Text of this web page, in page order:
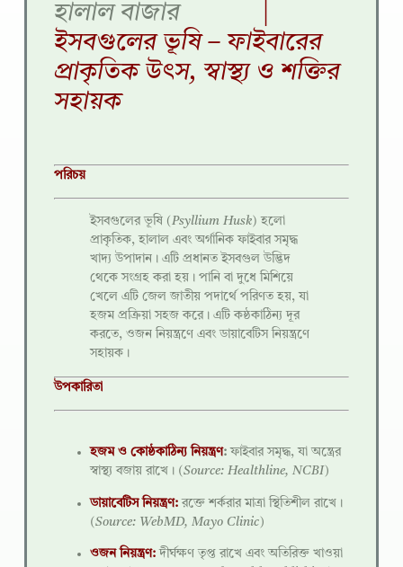
হালাল বাজার
ইসবগুলের ভূষি – ফাইবারের
প্রাকৃতিক উৎস, স্বাস্থ্য ও শক্তির
সহায়ক
পরিচয়
ইসবগুলের ভূষি ( Psyllium Husk) হলো
প্রাকৃতিক, হালাল এবং অর্গানিক ফাইবার সমৃদ্ধ
খাদ্য উপাদান। এটি প্রধানত ইসবগুল উদ্ভিদ
থেকে সংগ্রহ করা হয়। পানি বা দুধে মিশিয়ে
খেলে এটি জেল জাতীয় পদার্থে পরিণত হয়, যা
হজম প্রক্রিয়া সহজ করে। এটি কষ্ঠকাঠিন্য দূর
করতে, ওজন নিয়ন্ত্রণে এবং ডায়াবেটিস নিয়ন্ত্রণে
সহায়ক।
উপকারিতা
হজম ও কোষ্ঠকাঠিন্য নিয়ন্ত্রণ:ফাইবার সমৃদ্ধ, যা অন্ত্রের
স্বাস্থ্য বজায় রাখে। (Source: Healthline, NCBI)
ডায়াবেটিস নিয়ন্ত্রণ:রক্তে শর্করার মাত্রা স্থিতিশীল রাখে।
(Source: WebMD, Mayo Clinic)
ওজন নিয়ন্ত্রণ:দীর্ঘক্ষণ তৃপ্ত রাখে এবং অতিরিক্ত খাওয়া